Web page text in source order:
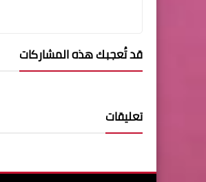
قد تُعجبك هذه المشاركات
تعليقات